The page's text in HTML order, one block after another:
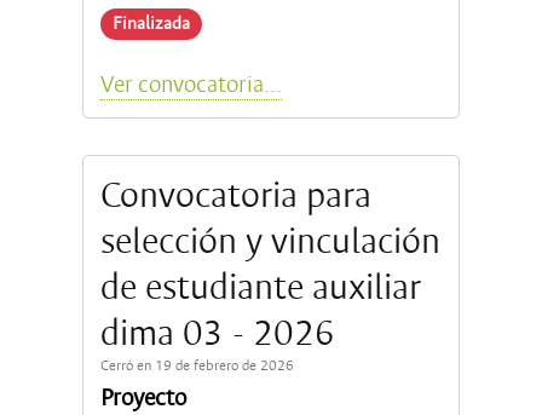
Finalizada
Ver convocatoria...
Convocatoria para
selección y vinculación
de estudiante auxiliar
dima 03 - 2026
Cerró en 19 de febrero de 2026
Proyecto